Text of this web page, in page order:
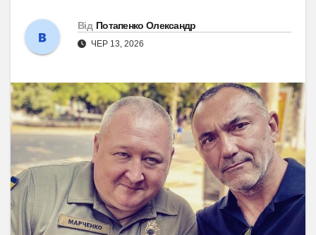
Від Потапенко Олександр
ЧЕР 13, 2026